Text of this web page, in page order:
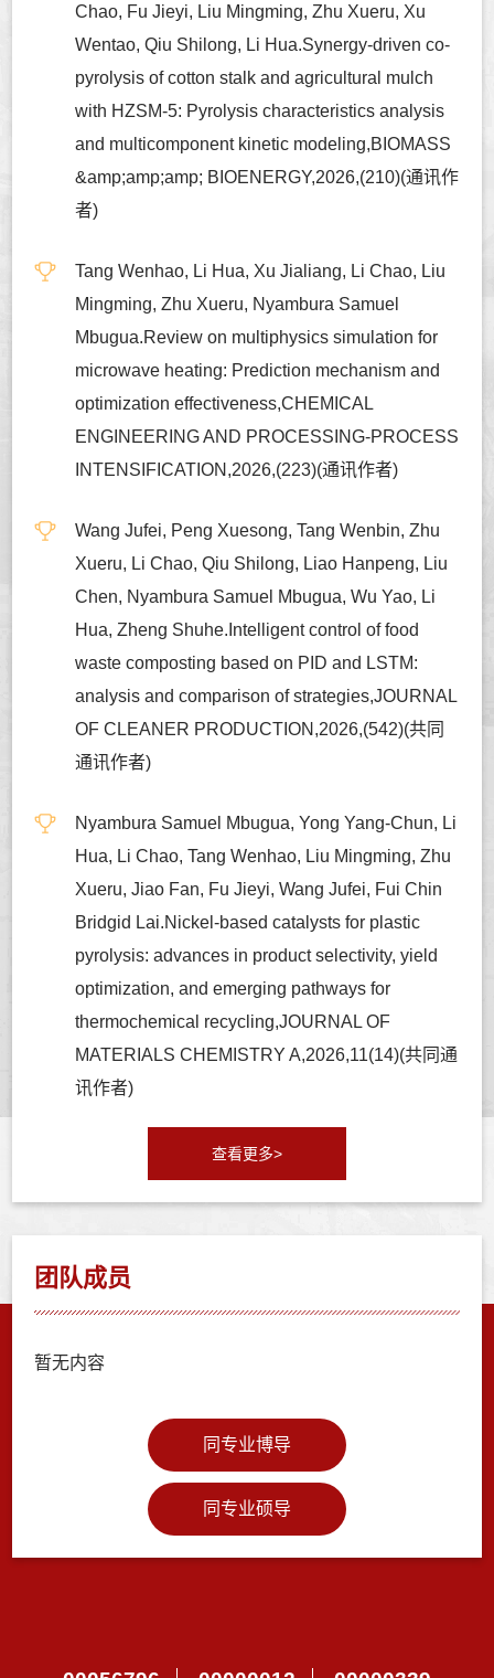
Chao, Fu Jieyi, Liu Mingming, Zhu Xueru, Xu
Wentao, Qiu Shilong, Li Hua.Synergy-driven co-
pyrolysis of cotton stalk and agricultural mulch
with HZSM-5: Pyrolysis characteristics analysis
and multicomponent kinetic modeling,BIOMASS
&amp;amp;amp; BIOENERGY,2026,(210)(通讯作
者)
Tang Wenhao, Li Hua, Xu Jialiang, Li Chao, Liu
Mingming, Zhu Xueru, Nyambura Samuel
Mbugua.Review on multiphysics simulation for
microwave heating: Prediction mechanism and
optimization effectiveness,CHEMICAL
ENGINEERING AND PROCESSING-PROCESS
INTENSIFICATION,2026,(223)(通讯作者)
Wang Jufei, Peng Xuesong, Tang Wenbin, Zhu
Xueru, Li Chao, Qiu Shilong, Liao Hanpeng, Liu
Chen, Nyambura Samuel Mbugua, Wu Yao, Li
Hua, Zheng Shuhe.Intelligent control of food
waste composting based on PID and LSTM:
analysis and comparison of strategies,JOURNAL
OF CLEANER PRODUCTION,2026,(542)(共同
通讯作者)
Nyambura Samuel Mbugua, Yong Yang-Chun, Li
Hua, Li Chao, Tang Wenhao, Liu Mingming, Zhu
Xueru, Jiao Fan, Fu Jieyi, Wang Jufei, Fui Chin
Bridgid Lai.Nickel-based catalysts for plastic
pyrolysis: advances in product selectivity, yield
optimization, and emerging pathways for
thermochemical recycling,JOURNAL OF
MATERIALS CHEMISTRY A,2026,11(14)(共同通
讯作者)
查看更多>
团队成员
暂无内容
同专业博导
同专业硕导